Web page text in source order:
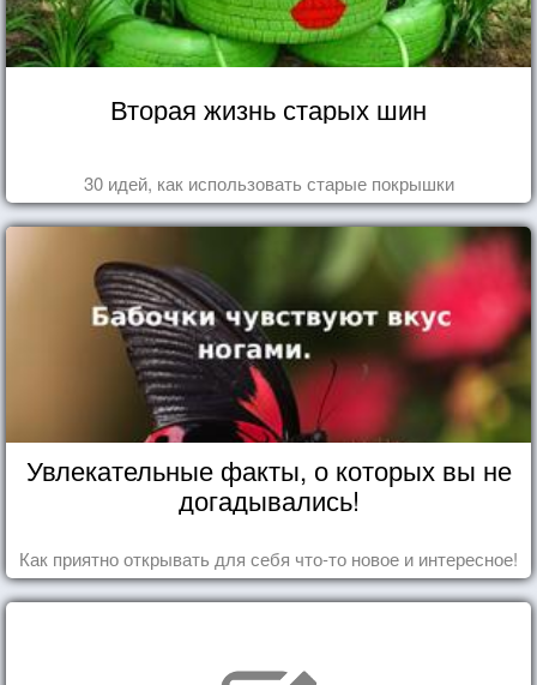
Вторая жизнь старых шин
30 идей, как использовать старые покрышки
Увлекательные факты, о которых вы не
догадывались!
Как приятно открывать для себя что-то новое и интересное!